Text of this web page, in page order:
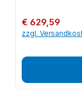
Regulärer Preis:
€ 629,59
zzgl.